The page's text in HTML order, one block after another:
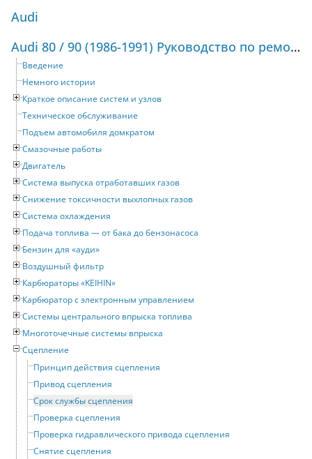
Audi
Audi 80 / 90 (1986-1991) Руководство по ремонту и техническому обслуживанию
Введение
Немного истории
Краткое описание систем и узлов
Техническое обслуживание
Подъем автомобиля домкратом
Смазочные работы
Двигатель
Система выпуска отработавших газов
Снижение токсичности выхлопных газов
Система охлаждения
Подача топлива — от бака до бензонасоса
Бензин для «ауди»
Воздушный фильтр
Карбюраторы «KEIHIN»
Карбюратор с электронным управлением
Системы центрального впрыска топлива
Многоточечные системы впрыска
Сцепление
Принцип действия сцепления
Привод сцепления
Срок службы сцепления
Проверка сцепления
Проверка гидравлического привода сцепления
Снятие сцепления